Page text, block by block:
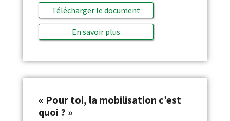
Télécharger le document
En savoir plus
« Pour toi, la mobilisation c’est
quoi ? »